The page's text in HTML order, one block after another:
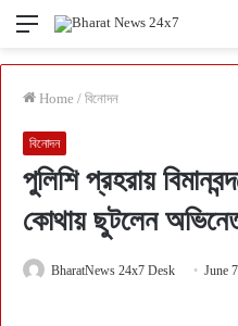
Menu
Home / বিনোদন
বিনোদন
পুলিশি প্রহরায়
কোথায় ছুটলেন
BharatNews 24x7 Desk June